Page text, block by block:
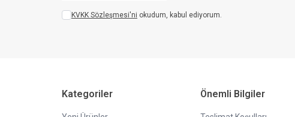
KVKK Sözleşmesi'ni okudum, kabul ediyorum.
Kategoriler Önemli Bilgiler